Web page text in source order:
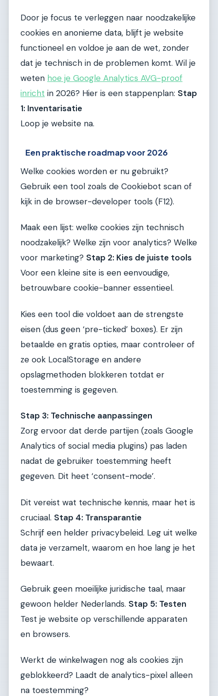
Door je focus te verleggen naar noodzakelijke
cookies en anonieme data, blijft je website
functioneel en voldoe je aan de wet, zonder
dat je technisch in de problemen komt. Wil je
weten hoe je Google Analytics AVG-proof
inricht in 2026? Hier is een stappenplan: Stap
1: Inventarisatie
Loop je website na.
Een praktische roadmap voor 2026
Welke cookies worden er nu gebruikt?
Gebruik een tool zoals de Cookiebot scan of
kijk in de browser-developer tools (F12).
Maak een lijst: welke cookies zijn technisch
noodzakelijk? Welke zijn voor analytics? Welke
voor marketing? Stap 2: Kies de juiste tools
Voor een kleine site is een eenvoudige,
betrouwbare cookie-banner essentieel.
Kies een tool die voldoet aan de strengste
eisen (dus geen ‘pre-ticked’ boxes). Er zijn
betaalde en gratis opties, maar controleer of
ze ook LocalStorage en andere
opslagmethoden blokkeren totdat er
toestemming is gegeven.
Stap 3: Technische aanpassingen
Zorg ervoor dat derde partijen (zoals Google
Analytics of social media plugins) pas laden
nadat de gebruiker toestemming heeft
gegeven. Dit heet ‘consent-mode’.
Dit vereist wat technische kennis, maar het is
cruciaal. Stap 4: Transparantie
Schrijf een helder privacybeleid. Leg uit welke
data je verzamelt, waarom en hoe lang je het
bewaart.
Gebruik geen moeilijke juridische taal, maar
gewoon helder Nederlands. Stap 5: Testen
Test je website op verschillende apparaten
en browsers.
Werkt de winkelwagen nog als cookies zijn
geblokkeerd? Laadt de analytics-pixel alleen
na toestemming?